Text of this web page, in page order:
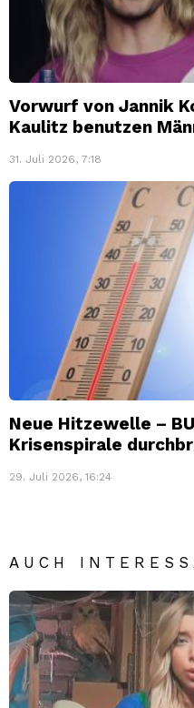
Vorwurf von Jannik
Kaulitz benutzen
31. Juli 2026, 7:18
Neue Hitzewelle –
Krisenspirale
29. Juli 2026, 16:24
AUCH